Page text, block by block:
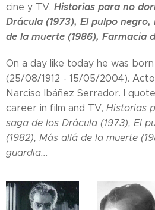
cine y TV, Historias para no
Drácula (1973), El pulpo negro,
de la muerte (1986), Farmacia
On a day like today he was
(25/08/1912 - 15/05/2004).
Narciso Ibáñez Serrador. I
career in film and TV, Historias
saga de los Drácula (1973), El
(1982), Más allá de la muerte
guardia...